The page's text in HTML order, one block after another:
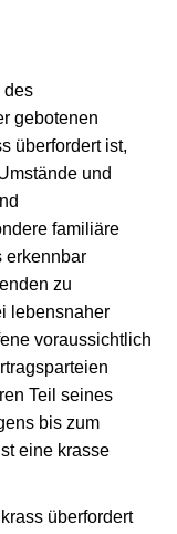
des
gebotenen
überfordert ist,
und
familiäre
erkennbar
zu
lebensnaher
voraussichtlich
Teil seines
bis zum
eine krasse
überfordert